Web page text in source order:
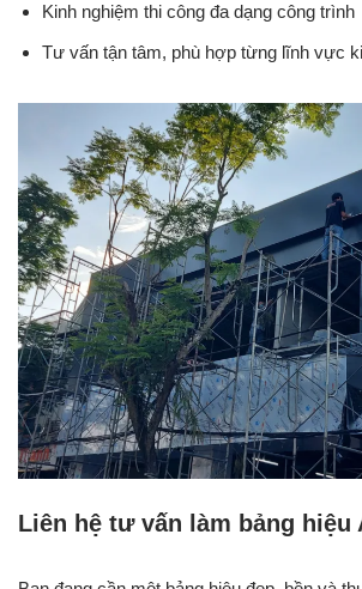
Kinh nghiệm thi công đa dạng công trình
Tư vấn tận tâm, phù hợp từng lĩnh vực
Liên hệ tư vấn làm bảng hiệu